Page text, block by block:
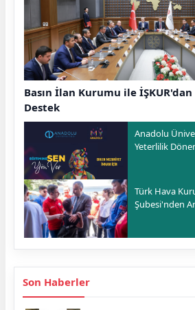
Basın İlan Kurumu ile
Destek
Anadolu
Yeterlilik
Türk Hava
Şubesi'nden
Son Haberler